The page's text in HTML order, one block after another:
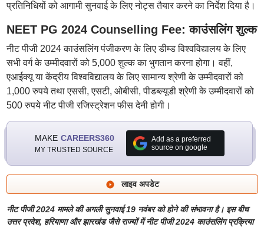
प्रतिनिधियों को आगामी सुनवाई के लिए नोट्स तैयार करने का निर्देश दिया है।
NEET PG 2024 Counselling Fee: काउंसलिंग शुल्क
नीट पीजी 2024 काउंसलिंग पंजीकरण के लिए डीम्ड विश्वविद्यालय के लिए
सभी वर्ग के उम्मीदवारों को 5,000 शुल्क का भुगतान करना होगा। वहीं,
एआईक्यू या केंद्रीय विश्वविद्यालय के लिए सामान्य श्रेणी के उम्मीदवारों को
1,000 रुपये तथा एससी, एसटी, ओबीसी, पीडब्ल्यूडी श्रेणी के उम्मीदवारों को
500 रुपये नीट पीजी रजिस्ट्रेशन फीस देनी होगी।
MAKE CAREERS360
MY TRUSTED SOURCE
Add as a preferred
source on google
लाइव अपडेट
नीट पीजी 2024 मामले की अगली सुनवाई 19 नवंबर को होने की संभावना है। इस बीच
उत्तर प्रदेश, हरियाणा और झारखंड जैसे राज्यों में नीट पीजी 2024 काउंसलिंग प्रक्रिया